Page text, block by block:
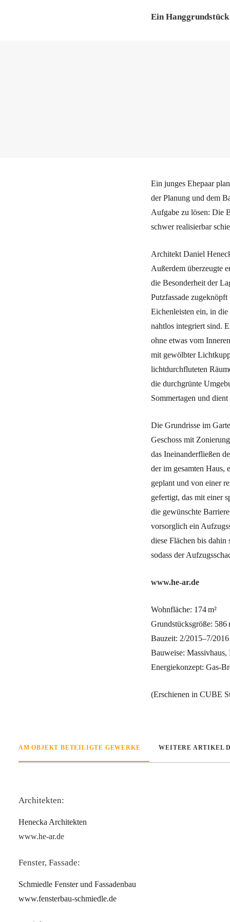
Ein
Ein junges Ehepaar
der Planung und dem
Aufgabe zu lösen: Die
schwer realisierbar
Architekt Daniel
Außerdem überzeugte
die Besonderheit der
Putzfassade
Eichenleisten ein, in
nahtlos integriert sind.
ohne etwas vom
mit gewölbter
lichtdurchfluteten
die durchgrünte
Sommertagen und
Die Grundrisse im
Geschoss mit
das Ineinanderfließen
der im gesamten Haus,
geplant und von einer
gefertigt, das mit einer
die gewünschte
vorsorglich ein
diese Flächen bis
sodass der
www.he-ar.de
Wohnfläche: 174 m²
Grundstücksgröße: 586
Bauzeit: 2/2015–7/2016
Bauweise:
Energiekonzept: Gas-
(Erschienen in CUBE
AM OBJEKT BETEILIGTE GEWERKE WEITERE ARTIKEL
Architekten:
Henecka Architekten
www.he-ar.de
Fenster, Fassade:
Schmiedle Fenster und Fassadenbau
www.fensterbau-schmiedle.de